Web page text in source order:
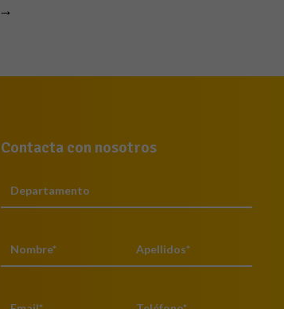
→
Contacta con nosotros